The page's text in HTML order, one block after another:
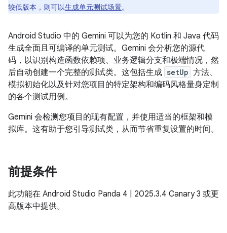
较低版本，则可以生成单元测试场景。
Android Studio 中的 Gemini 可以为您的 Kotlin 和 Java 代码
生成全面且可编译的单元测试。Gemini 会分析您的源代
码，以识别构造函数依赖项、业务逻辑分支和极端情况，然
后自动创建一个完整的测试类。这包括生成 setUp 方法、
模拟初始化以及针对您项目的特定架构和编码风格量身定制
的各个测试用例。
Gemini 会检测您项目的现有配置，并使用适当的框架和模
拟库。这有助于您引导测试类，从而节省重复设置的时间。
前提条件
此功能在 Android Studio Panda 4 | 2025.3.4 Canary 3 或更
高版本中提供。